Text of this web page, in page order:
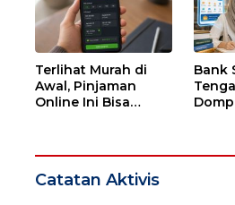
Terlihat Murah di
Awal, Pinjaman
Online Ini Bisa
Bank
Catatan Aktivis